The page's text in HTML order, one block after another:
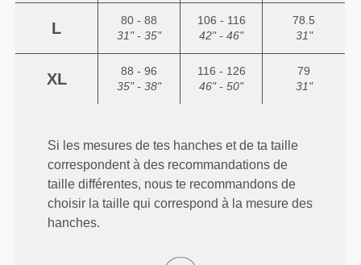
L
80 - 88
31" - 35"
106 - 116
42" - 46"
78.5
31"
XL
88 - 96
35" - 38"
116 - 126
46" - 50"
79
31"
Si les mesures de tes hanches et de ta taille
correspondent à des recommandations de
taille différentes, nous te recommandons de
choisir la taille qui correspond à la mesure des
hanches.